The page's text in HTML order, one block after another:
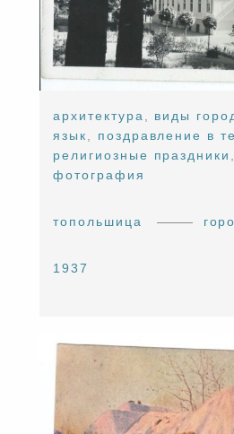
архитектура виды
язык
поздравление в
религиозные праздники
фотография
топольшица
1937